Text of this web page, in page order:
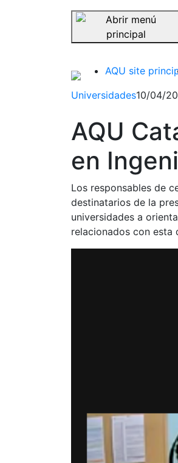
Saltar navegación
AQU site
Universidades10/04/
AQU
en
Los responsables de
destinatarios de la
universidades a
relacionados con esta